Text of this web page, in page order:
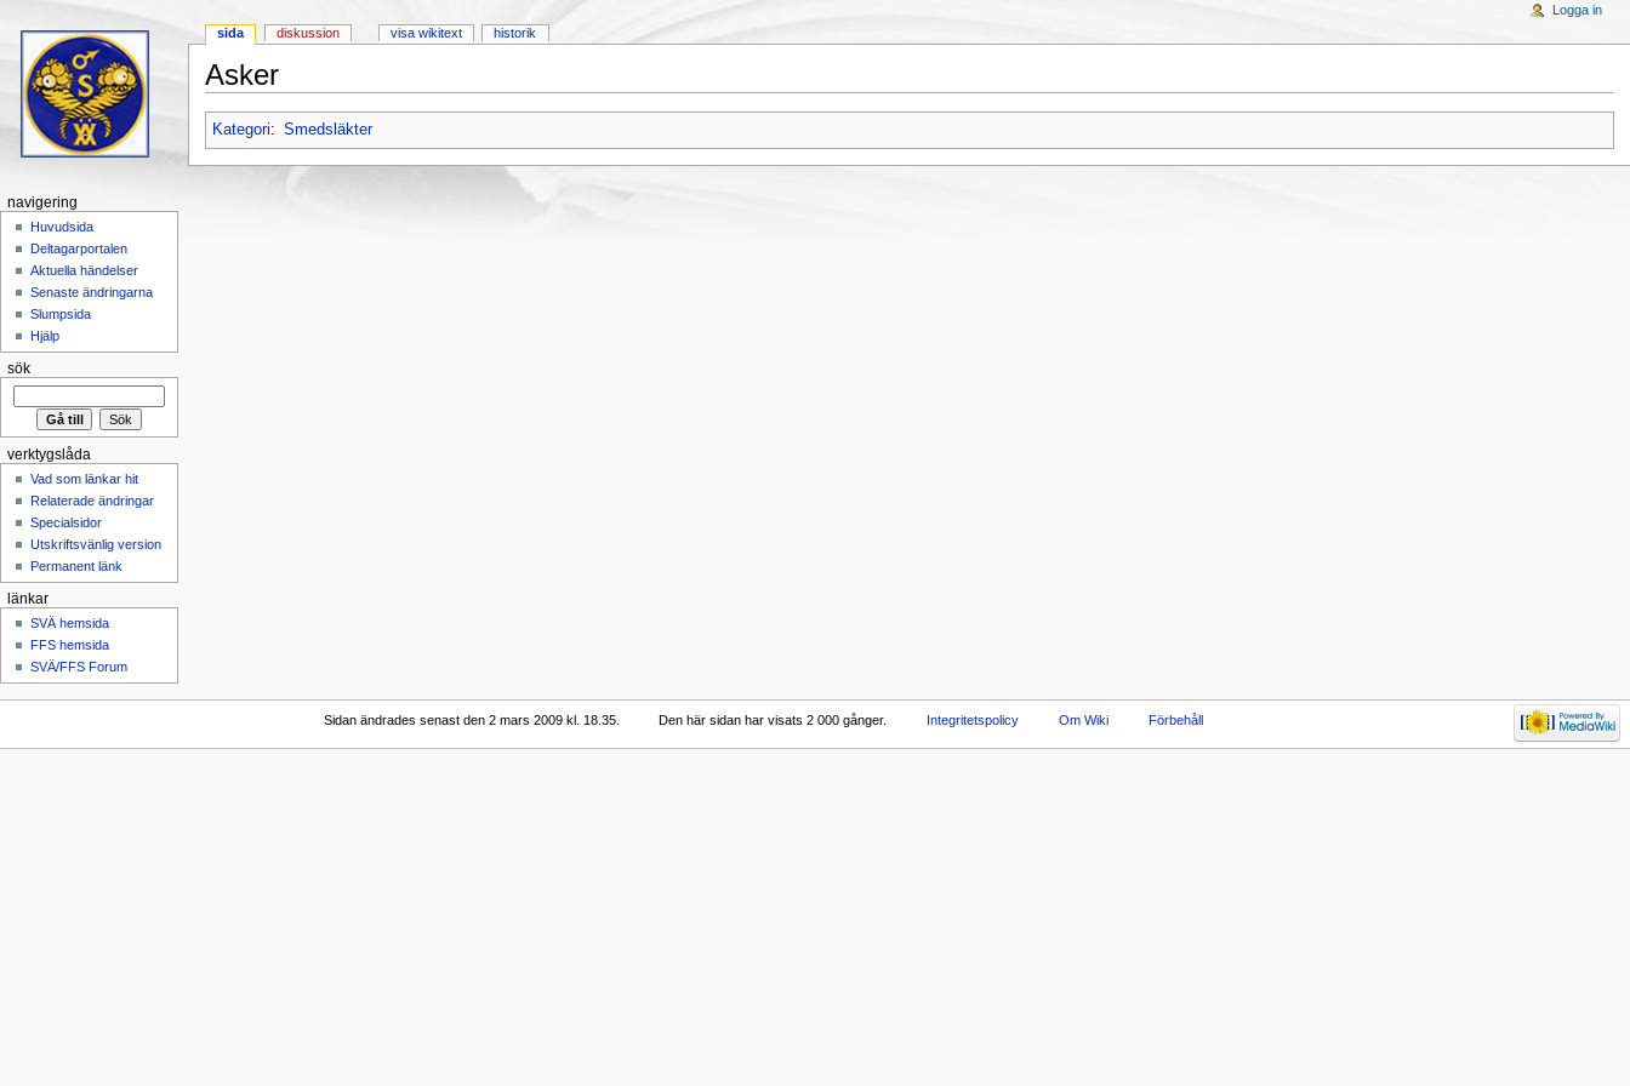
Asker
Kategori: Smedsläkter
sida diskussion visa wikitext historik
Logga in
navigering
Huvudsida
Deltagarportalen
Aktuella händelser
Senaste ändringarna
Slumpsida
Hjälp
sök
verktygslåda
Vad som länkar hit
Relaterade ändringar
Specialsidor
Utskriftsvänlig version
Permanent länk
länkar
SVÄ hemsida
FFS hemsida
SVÄ/FFS Forum
Sidan ändrades senast den 2 mars 2009 kl. 18.35. Den här sidan har visats 2 000 gånger. Integritetspolicy Om Wiki Förbehåll